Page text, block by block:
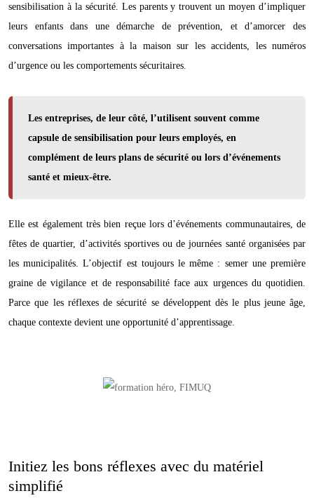
sensibilisation à la sécurité. Les parents y trouvent un moyen d’impliquer
leurs enfants dans une démarche de prévention, et d’amorcer des
conversations importantes à la maison sur les accidents, les numéros
d’urgence ou les comportements sécuritaires.
Les entreprises, de leur côté, l’utilisent souvent comme
capsule de sensibilisation pour leurs employés, en
complément de leurs plans de sécurité ou lors d’événements
santé et mieux-être.
Elle est également très bien reçue lors d’événements communautaires, de
fêtes de quartier, d’activités sportives ou de journées santé organisées par
les municipalités. L’objectif est toujours le même : semer une première
graine de vigilance et de responsabilité face aux urgences du quotidien.
Parce que les réflexes de sécurité se développent dès le plus jeune âge,
chaque contexte devient une opportunité d’apprentissage.
Initiez les bons réflexes avec du matériel
simplifié